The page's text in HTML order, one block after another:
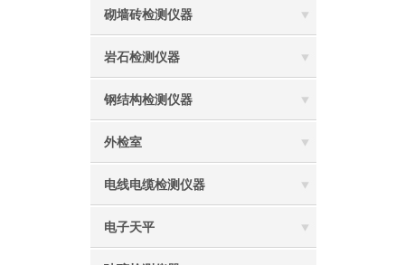
砌墙砖检测仪器
岩石检测仪器
钢结构检测仪器
外检室
电线电缆检测仪器
电子天平